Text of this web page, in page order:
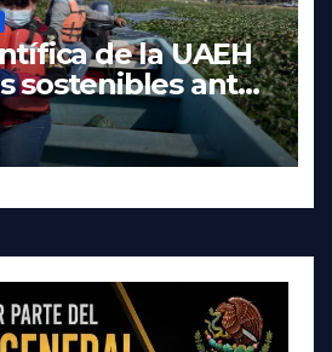
de la UAEH
sostenibles ante
en Tula-